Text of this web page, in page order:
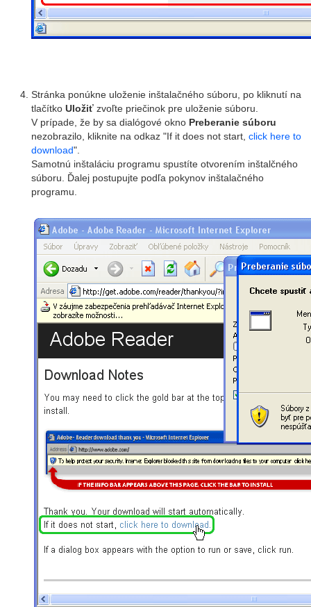
Stránka ponúkne uloženie inštalačného súboru, po kliknutí na
tlačítko Uložiť zvoľte priečinok pre uloženie súboru.
V prípade, že by sa dialógové okno Preberanie súboru
nezobrazilo, kliknite na odkaz "If it does not start, click here to
download".
Samotnú inštaláciu programu spustíte otvorením inštalčného
súboru. Ďalej postupujte podľa pokynov inštalačného
programu.